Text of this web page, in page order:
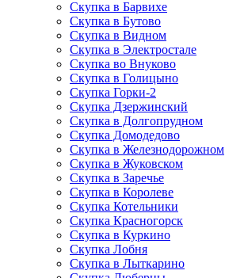
Скупка в Барвихе
Скупка в Бутово
Скупка в Видном
Скупка в Электростале
Скупка во Внуково
Скупка в Голицыно
Скупка Горки-2
Скупка Дзержинский
Скупка в Долгопрудном
Скупка Домодедово
Скупка в Железнодорожном
Скупка в Жуковском
Скупка в Заречье
Скупка в Королеве
Скупка Котельники
Скупка Красногорск
Скупка в Куркино
Скупка Лобня
Скупка в Лыткарино